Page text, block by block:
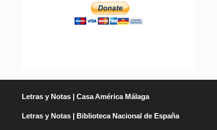
Letras y Notas | Casa América Málaga
Letras y Notas | Biblioteca Nacional de España